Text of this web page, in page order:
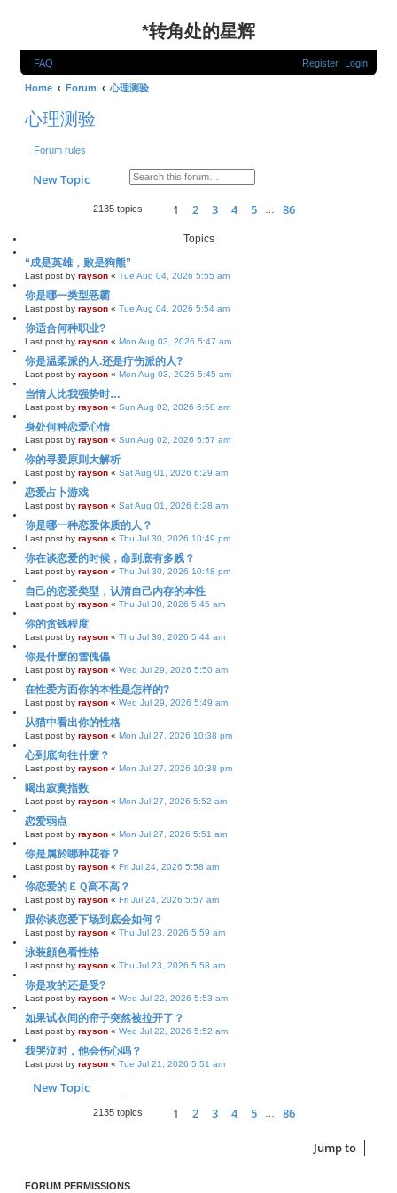
*转角处的星辉
FAQ Login
Register
Home Forum 心理测验
心理测验
Forum rules
New Topic Search
Advanced search
2135 topics Page 1of 86
1 2 3 4 5 86
Topics
“成是英雄，败是狗熊”
Last post by rayson « Tue Aug 04, 2026 5:55 am
你是哪一类型恶霸
Last post by rayson « Tue Aug 04, 2026 5:54 am
你适合何种职业?
Last post by rayson « Mon Aug 03, 2026 5:47 am
你是温柔派的人.还是疔伤派的人?
Last post by rayson « Mon Aug 03, 2026 5:45 am
当情人比我强势时…
Last post by rayson « Sun Aug 02, 2026 6:58 am
身处何种恋爱心情
Last post by rayson « Sun Aug 02, 2026 6:57 am
你的寻爱原则大解析
Last post by rayson « Sat Aug 01, 2026 6:29 am
恋爱占卜游戏
Last post by rayson « Sat Aug 01, 2026 6:28 am
你是哪一种恋爱体质的人？
Last post by rayson « Thu Jul 30, 2026 10:49 pm
你在谈恋爱的时候，命到底有多贱？
Last post by rayson « Thu Jul 30, 2026 10:48 pm
自己的恋爱类型，认清自己内存的本性
Last post by rayson « Thu Jul 30, 2026 5:45 am
你的贪钱程度
Last post by rayson « Thu Jul 30, 2026 5:44 am
你是什麽的雪傀儡
Last post by rayson « Wed Jul 29, 2026 5:50 am
在性爱方面你的本性是怎样的?
Last post by rayson « Wed Jul 29, 2026 5:49 am
从猫中看出你的性格
Last post by rayson « Mon Jul 27, 2026 10:38 pm
心到底向往什麽？
Last post by rayson « Mon Jul 27, 2026 10:38 pm
喝出寂寞指数
Last post by rayson « Mon Jul 27, 2026 5:52 am
恋爱弱点
Last post by rayson « Mon Jul 27, 2026 5:51 am
你是属於哪种花香？
Last post by rayson « Fri Jul 24, 2026 5:58 am
你恋爱的ＥＱ高不高？
Last post by rayson « Fri Jul 24, 2026 5:57 am
跟你谈恋爱下场到底会如何？
Last post by rayson « Thu Jul 23, 2026 5:59 am
泳装顔色看性格
Last post by rayson « Thu Jul 23, 2026 5:58 am
你是攻的还是受?
Last post by rayson « Wed Jul 22, 2026 5:53 am
如果试衣间的帘子突然被拉开了？
Last post by rayson « Wed Jul 22, 2026 5:52 am
我哭泣时，他会伤心吗？
Last post by rayson « Tue Jul 21, 2026 5:51 am
New Topic
2135 topics Page 1of 86
1 2 3 4 5 86
Jump to
FORUM PERMISSIONS